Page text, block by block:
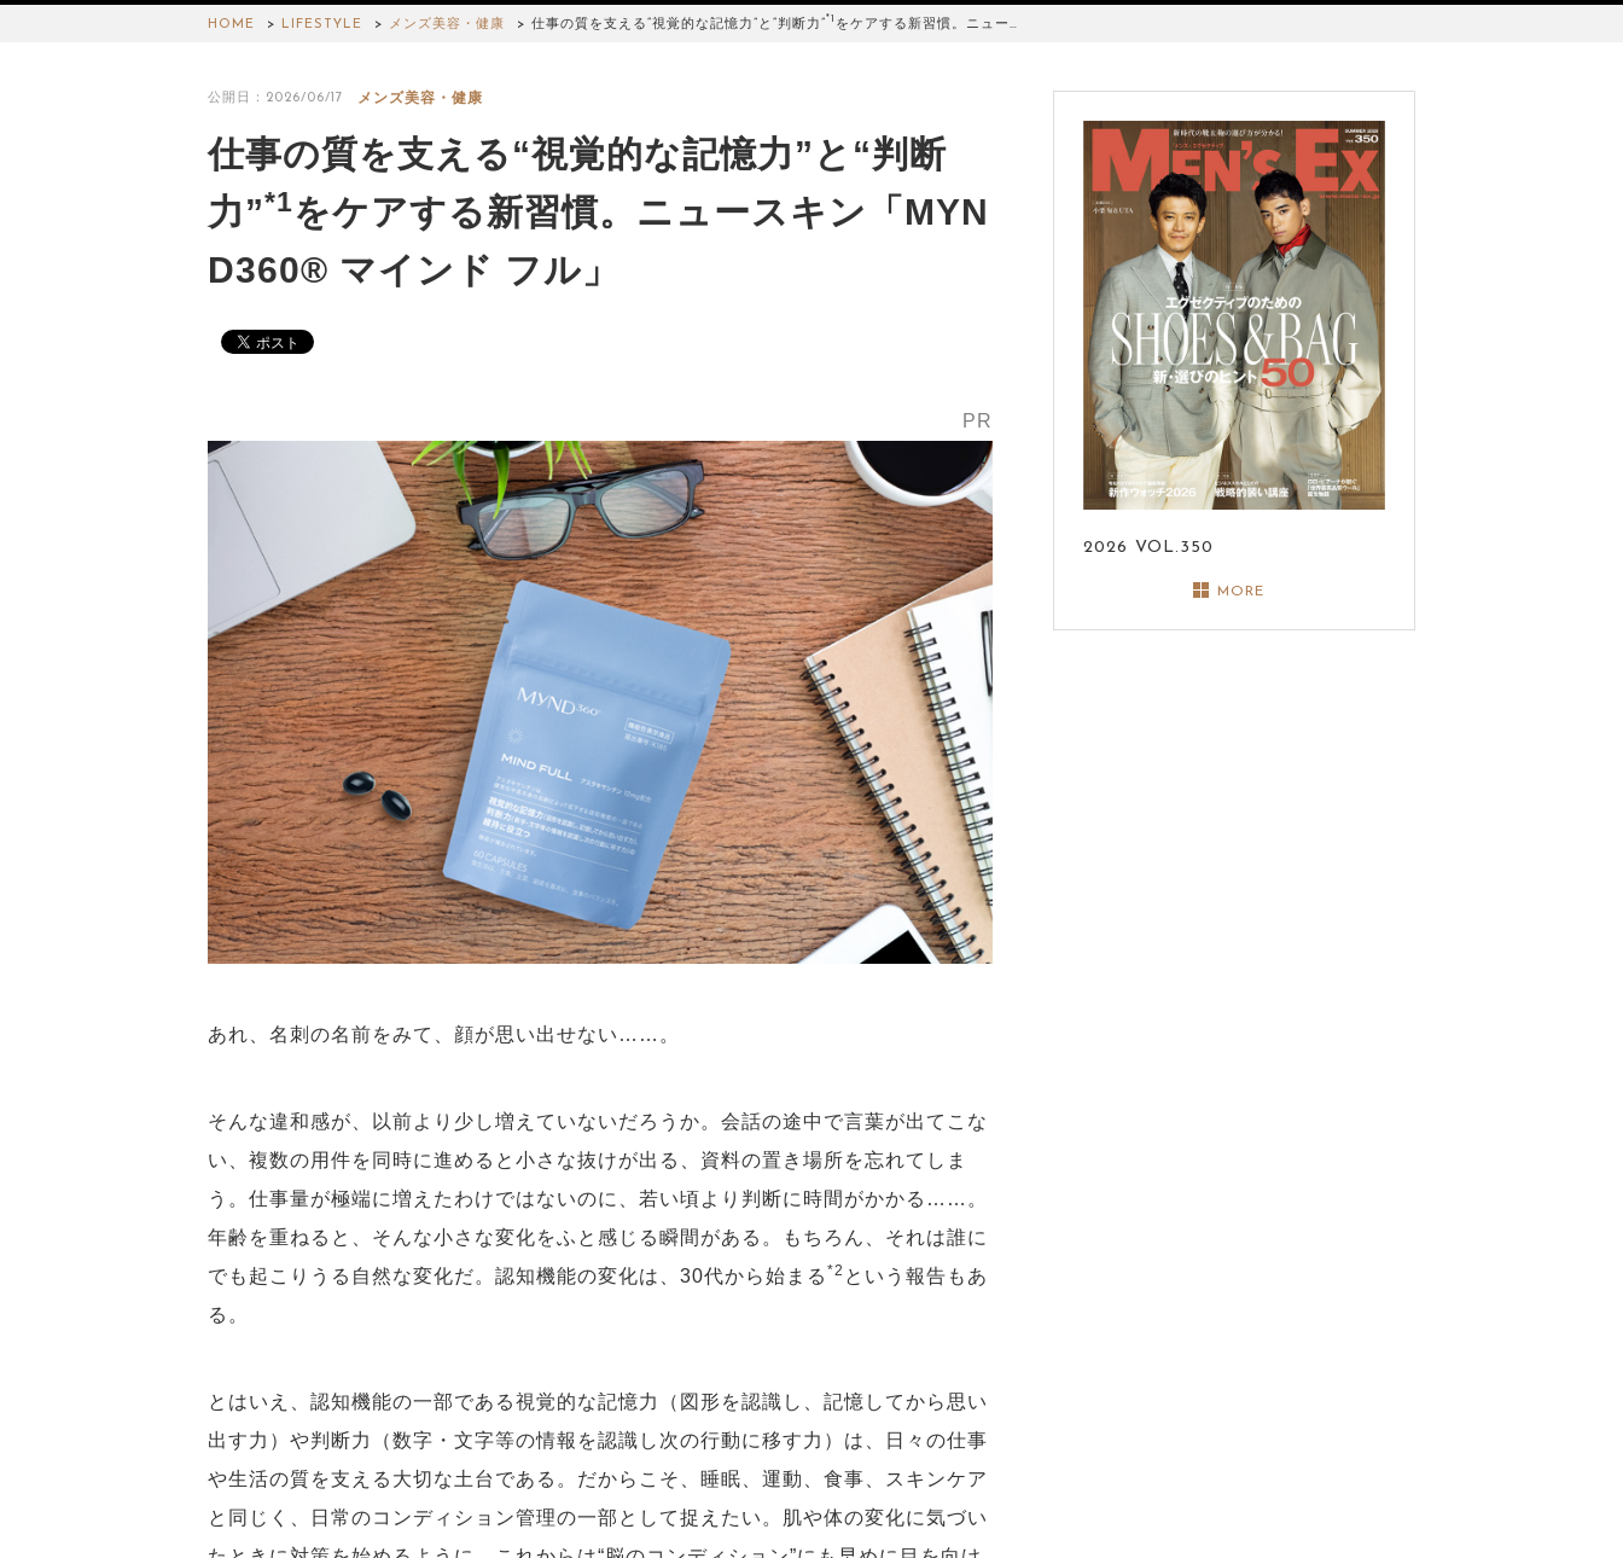
HOME LIFESTYLE メンズ美容・健康 仕事の質を支える“視覚的な記憶力”と“判断力”*1 をケアする新習慣。ニュー…
公開日：2026/06/17 メンズ美容・健康
仕事の質を支える“視覚的な記憶力”と“判断
力”*1をケアする新習慣。ニュースキン「MYN
D360® マインド フル」
PR
あれ、名刺の名前をみて、顔が思い出せない……。
そんな違和感が、以前より少し増えていないだろうか。会話の途中で言葉が出てこな
い、複数の用件を同時に進めると小さな抜けが出る、資料の置き場所を忘れてしま
う。仕事量が極端に増えたわけではないのに、若い頃より判断に時間がかかる……。
年齢を重ねると、そんな小さな変化をふと感じる瞬間がある。もちろん、それは誰に
でも起こりうる自然な変化だ。認知機能の変化は、30代から始まる *2 という報告もあ
る。
とはいえ、認知機能の一部である視覚的な記憶力（図形を認識し、記憶してから思い
出す力）や判断力（数字・文字等の情報を認識し次の行動に移す力）は、日々の仕事
や生活の質を支える大切な土台である。だからこそ、睡眠、運動、食事、スキンケア
と同じく、日常のコンディション管理の一部として捉えたい。肌や体の変化に気づい
2026 VOL.350
MORE